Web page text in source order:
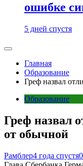
ошибке
5 дней спустя
Главная
Образование
Греф назвал
Образование
Греф назвал
от обычной
Рамблер4 года спустя0